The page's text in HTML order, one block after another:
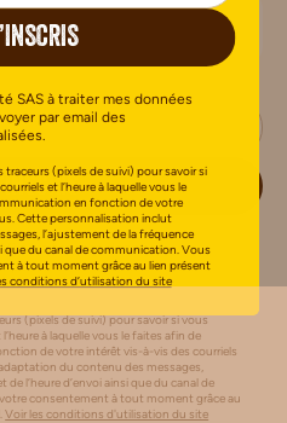
à traiter mes données
par email des communications
(pixels de suivi) pour savoir si vous
à laquelle vous le faites afin de
de votre intérêt vis-à-vis des courriels
du contenu des messages,
l’heure d’envoi ainsi que du canal de
consentement à tout moment grâce au
Voir les conditions d'utilisation du site
SAS à traiter mes données
par email des
(pixels de suivi) pour savoir si
et l’heure à laquelle vous le
en fonction de votre
Cette personnalisation inclut
l’ajustement de la fréquence
que du canal de communication. Vous
à tout moment grâce au lien présent
conditions d’utilisation du site